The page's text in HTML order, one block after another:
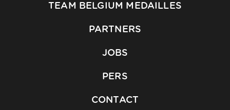
TEAM BELGIUM MEDAILLES
PARTNERS
JOBS
PERS
CONTACT